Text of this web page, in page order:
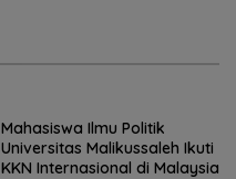
Mahasiswa Ilmu Politik
Universitas Malikussaleh Ikuti
KKN Internasional di Malaysia